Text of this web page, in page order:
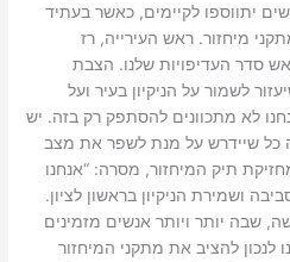
יתווספו לקיימים, כאשר בעתיד
מיחזור. ראש העירייה, רז
סדר העדיפויות שלנו. הצבת
לשמור על הניקיון בעיר ועל
לא מתכוונים להסתפק רק בזה. יש
כל שיידרש על מנת לשפר את מצב
תיק המיחזור, מסרה: “אנחנו
ושמירת הניקיון בראשון לציון.
שבה יותר ויותר אנשים מזמינים
לנכון להציב את מתקני המיחזור